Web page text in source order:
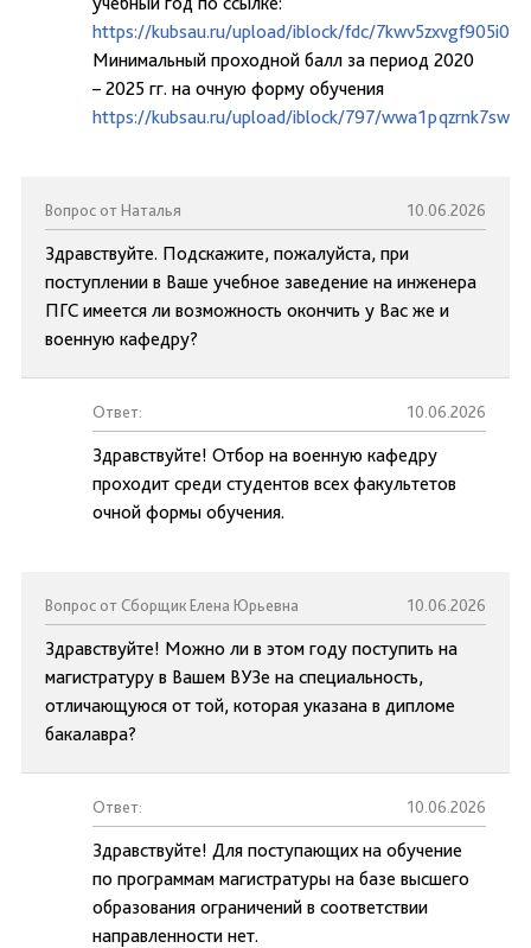
https://kubsau.ru/upload/iblock/fdc/
Минимальный проходной балл за период 2020
– 2025 гг. на очную форму обучения
https://kubsau.ru/upload/iblock/797/
Вопрос от Наталья 10.06.2026
Здравствуйте. Подскажите, пожалуйста, при
поступлении в Ваше учебное заведение на инженера
ПГС имеется ли возможность окончить у Вас же и
военную кафедру?
Ответ: 10.06.2026
Здравствуйте! Отбор на военную кафедру
проходит среди студентов всех факультетов
очной формы обучения.
Вопрос от Сборщик Елена Юрьевна 10.06.2026
Здравствуйте! Можно ли в этом году поступить на
магистратуру в Вашем ВУЗе на специальность,
отличающуюся от той, которая указана в дипломе
бакалавра?
Ответ: 10.06.2026
Здравствуйте! Для поступающих на обучение
по программам магистратуры на базе высшего
образования ограничений в соответствии
направленности нет.